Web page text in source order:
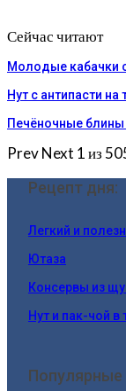
Сейчас читают
Молодые кабачки
Нут с антипасти на
Печёночные
PrevNext 1 из
Рецепт дня:
Легкий и
Ютаза
Консервы из
Нут и пак-чой в
Популярные